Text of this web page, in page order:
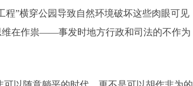
”横穿公园导致自然环境破坏这些肉眼可见
维在作祟——事发时地方行政和司法的不作为